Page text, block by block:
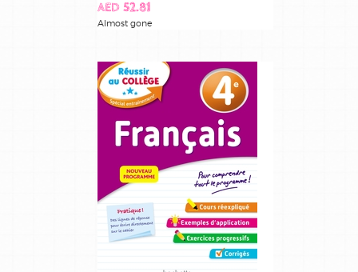
AED 52.81
Almost gone